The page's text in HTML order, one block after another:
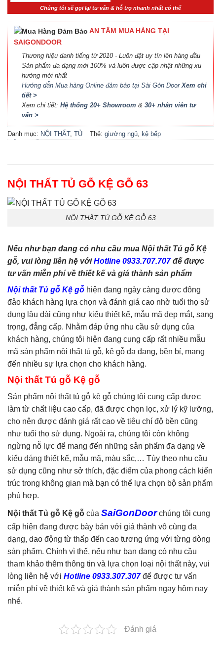
Chúng tôi sẽ gọi lại tư vấn & hỗ trợ nhanh nhất có thể
AN TÂM MUA HÀNG TẠI
SAIGONDOOR
Thương hiệu danh tiếng từ 2010 - Luôn đặt uy tín lên hàng đầu
Sản phẩm đa dạng mới 100% và luôn được cập nhật những xu
hướng mới nhất
Hướng dẫn Mua hàng Online đảm bảo tại Sài Gòn DoorXem chi
tiết >
Xem chi tiết: Hệ thống 20+ Showroom & 30+ nhân viên tư
vấn >
Danh mục: NỘI THẤT, TỦ
Thẻ:giường ngủ, kệ bếp
bếp,tủ bếp đẹp ,tủ gỗ
tivi
NỘI THẤT TỦ GỖ KỆ GỖ 63
NỘI THẤT TỦ GỖ KỆ GỖ 63
Nếu như bạn đang có nhu cầu mua Nội thất Tủ gỗ Kệ
gỗ, vui lòng liên hệ vớiHotline 0933.707.707để được
tư vấn miễn phí về thiết kế và giá thành sản phẩm
Nội thất Tủ gỗ Kệ gỗ hiện đang ngày càng được đông
đảo khách hàng lựa chọn và đánh giá cao nhờ tuổi thọ sử
dụng lâu dài cũng như kiểu thiết kế, mẫu mã đẹp mắt, sang
trọng, đẳng cấp. Nhằm đáp ứng nhu cầu sử dụng của
khách hàng, chúng tôi hiện đang cung cấp rất nhiều mẫu
mã sản phẩm nội thất tủ gỗ, kệ gỗ đa dạng, bền bỉ, mang
đến nhiều sự lựa chọn cho khách hàng.
Nội thất Tủ gỗ Kệ gỗ
Sản phẩm nội thất tủ gỗ kệ gỗ chúng tôi cung cấp được
làm từ chất liệu cao cấp, đã được chọn lọc, xử lý kỹ lưỡng,
cho nên được đánh giá rất cao về tiêu chí độ bền cũng
như tuổi thọ sử dụng. Ngoài ra, chúng tôi còn không
ngừng nỗ lực để mang đến những sản phẩm đa dạng về
kiểu dáng thiết kế, mẫu mã, màu sắc,… Tùy theo nhu cầu
sử dụng cũng như sở thích, đặc điểm của phong cách kiến
trúc trong không gian mà bạn có thể lựa chọn bộ sản phẩm
phù hợp.
Nội thất Tủ gỗ Kệ gỗ của SaiGonDoorchúng tôi cung
cấp hiện đang được bày bán với giá thành vô cùng đa
dạng, dao động từ thấp đến cao tương ứng với từng dòng
sản phẩm. Chính vì thế, nếu như bạn đang có nhu cầu
tham khảo thêm thông tin và lựa chọn loại nội thất này, vui
lòng liên hệ với Hotline 0933.307.307để được tư vấn
miễn phí về thiết kế và giá thành sản phẩm ngay hôm nay
nhé.
Đánh giá